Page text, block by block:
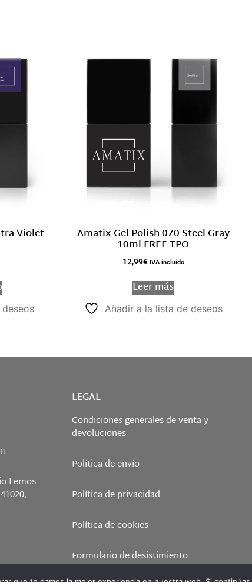
Violet Amatix Gel Polish 070 Steel Gray
10ml FREE TPO
12,99€ IVA incluido
Leer más
Añadir a la lista de deseos
Lemos
LEGAL
Condiciones generales de venta y
devoluciones
Política de envío
Política de privacidad
Política de cookies
Formulario de desistimiento